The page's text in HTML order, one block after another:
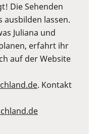
Die Sehenden
ausbilden lassen.
Juliana und
erfahrt ihr
auf der Website
. Kontakt